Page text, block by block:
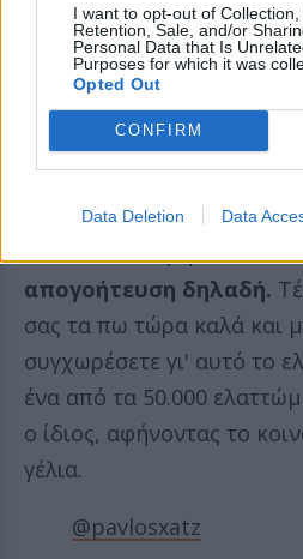
I want to opt-out of Collection,
Retention, Sale, and/or
Personal Data that Is
Purposes for which it was
Opted Out
CONFIRM
Data Deletion Data
συναυλία.
«Με το χέρι στην καρδιά
παντελόνι που φοράω σας
Τελείως τυχαία το βρήκα
ντύσιμο αυτό, άσπρο
παπούτσι. Γ@μησ@τ@.
απογοήτευση δηλαδή.
σας τα πω τώρα καλά και
συγχωρέσετε γι' αυτό το
ένα από τα 50.000
ο ίδιος, αφήνοντας το
γέλια.
@pavlosxatz